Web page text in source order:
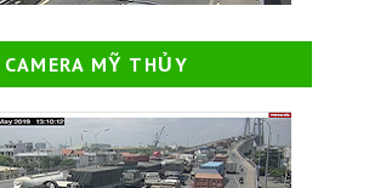
CAMERA MỸ THỦY